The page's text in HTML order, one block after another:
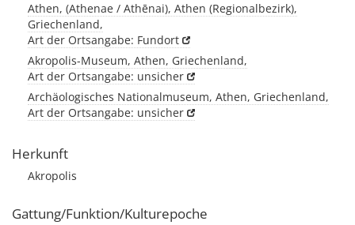
Athen, (Athenae / Athēnai), Athen (Regionalbezirk),
Griechenland,
Art der Ortsangabe: Fundort
Akropolis-Museum, Athen, Griechenland,
Art der Ortsangabe: unsicher
Archäologisches Nationalmuseum, Athen, Griechenland,
Art der Ortsangabe: unsicher
Herkunft
Akropolis
Gattung/Funktion/Kulturepoche